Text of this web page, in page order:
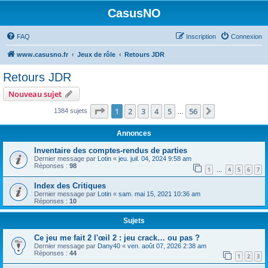
CasusNO
FAQ Connexion
Inscription
www.casusno.fr Jeux de rôle Retours JDR
Retours JDR
Nouveau sujet
1384 sujets Page 1sur56
1 2 3 4 5 56
Annonces
Inventaire des comptes-rendus de parties
Dernier message par Lotin « jeu. juil. 04, 2024 9:58 am
Réponses : 98 1 … 4 5 6 7
Index des Critiques
Dernier message par Lotin « sam. mai 15, 2021 10:36 am
Réponses : 10
Sujets
Ce jeu me fait 2 l'œil 2 : jeu crack… ou pas ?
Dernier message par Dany40 « ven. août 07, 2026 2:38 am
Réponses : 44 1 2 3